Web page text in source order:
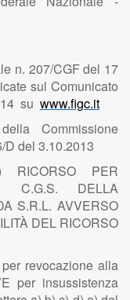
n. 207/CGF del 17
sul Comunicato
su www.figc.it
Commissione
D del 3.10.2013
RICORSO PER
C.G.S. DELLA
S.R.L. AVVERSO
DEL RICORSO
revocazione alla
per insussistenza